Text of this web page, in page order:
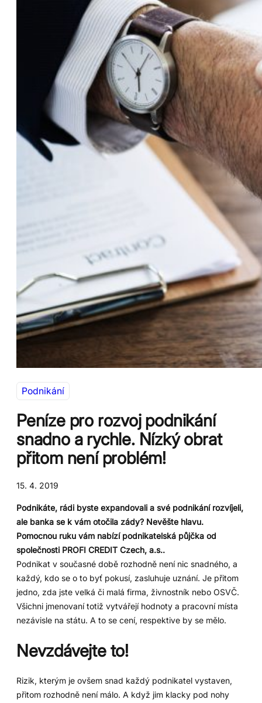
Podnikání
Peníze pro rozvoj podnikání
snadno a rychle. Nízký obrat
přitom není problém!
15. 4. 2019
Podnikáte, rádi byste expandovali a své podnikání rozvíjeli,
ale banka se k vám otočila zády? Nevěšte hlavu.
Pomocnou ruku vám nabízí podnikatelská půjčka od
společnosti PROFI CREDIT Czech, a.s..
Podnikat v současné době rozhodně není nic snadného, a
každý, kdo se o to byť pokusí, zasluhuje uznání. Je přitom
jedno, zda jste velká či malá firma, živnostník nebo OSVČ.
Všichni jmenovaní totiž vytvářejí hodnoty a pracovní místa
nezávisle na státu. A to se cení, respektive by se mělo.
Nevzdávejte to!
Rizik, kterým je ovšem snad každý podnikatel vystaven,
přitom rozhodně není málo. A když jim klacky pod nohy